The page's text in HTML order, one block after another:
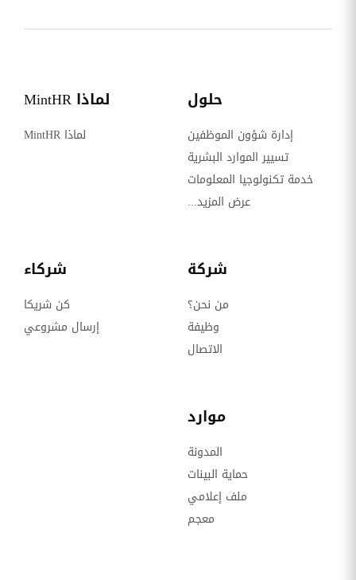
حلول
إدارة شؤون الموظفين
تسيير الموارد البشرية
خدمة تكنولوجيا المعلومات
عرض المزيد...
لماذا MintHR
لماذا MintHR
شركة
من نحن؟
وظيفة
الاتصال
شركاء
كن شريكا
إرسال مشروعي
موارد
المدونة
حماية البينات
ملف إعلامي
معجم